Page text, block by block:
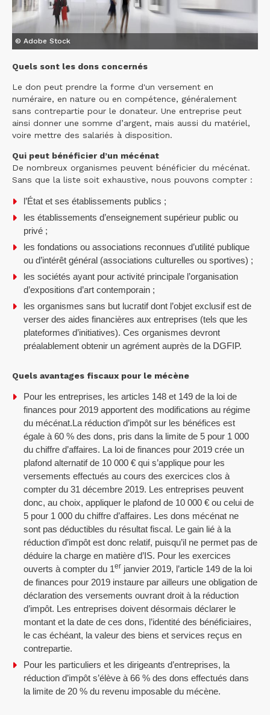
© Adobe Stock
Quels sont les dons concernés
Le don peut prendre la forme d'un versement en
numéraire, en nature ou en compétence, généralement
sans contrepartie pour le donateur. Une entreprise peut
ainsi donner une somme d’argent, mais aussi du matériel,
voire mettre des salariés à disposition.
Qui peut bénéficier d’un mécénat
De nombreux organismes peuvent bénéficier du mécénat.
Sans que la liste soit exhaustive, nous pouvons compter :
l’État et ses établissements publics ;
les établissements d’enseignement supérieur public ou
privé ;
les fondations ou associations reconnues d’utilité publique
ou d’intérêt général (associations culturelles ou sportives) ;
les sociétés ayant pour activité principale l’organisation
d’expositions d’art contemporain ;
les organismes sans but lucratif dont l’objet exclusif est de
verser des aides financières aux entreprises (tels que les
plateformes d’initiatives). Ces organismes devront
préalablement obtenir un agrément auprès de la DGFIP.
Quels avantages fiscaux pour le mécène
Pour les entreprises, les articles 148 et 149 de la loi de
finances pour 2019 apportent des modifications au régime
du mécénat.La réduction d’impôt sur les bénéfices est
égale à 60 % des dons, pris dans la limite de 5 pour 1 000
du chiffre d’affaires. La loi de finances pour 2019 crée un
plafond alternatif de 10 000 € qui s’applique pour les
versements effectués au cours des exercices clos à
compter du 31 décembre 2019. Les entreprises peuvent
donc, au choix, appliquer le plafond de 10 000 € ou celui de
5 pour 1 000 du chiffre d’affaires. Les dons mécénat ne
sont pas déductibles du résultat fiscal. Le gain lié à la
réduction d’impôt est donc relatif, puisqu’il ne permet pas de
déduire la charge en matière d’IS. Pour les exercices
ouverts à compter du 1er janvier 2019, l’article 149 de la loi
de finances pour 2019 instaure par ailleurs une obligation de
déclaration des versements ouvrant droit à la réduction
d’impôt. Les entreprises doivent désormais déclarer le
montant et la date de ces dons, l’identité des bénéficiaires,
le cas échéant, la valeur des biens et services reçus en
contrepartie.
Pour les particuliers et les dirigeants d’entreprises, la
réduction d’impôt s’élève à 66 % des dons effectués dans
la limite de 20 % du revenu imposable du mécène.